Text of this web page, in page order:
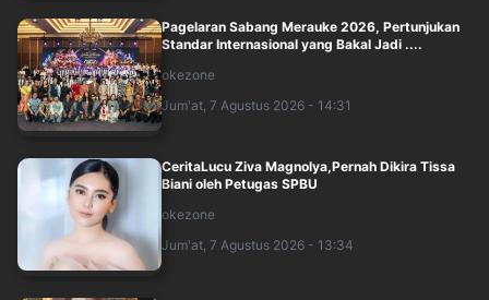
Pagelaran Sabang Merauke 2026, Pertunjukan
Standar Internasional yang Bakal Jadi ....
okezone
Jum'at, 7 Agustus 2026 - 14:31
CeritaLucu Ziva Magnolya,Pernah Dikira Tissa
Biani oleh Petugas SPBU
okezone
Jum'at, 7 Agustus 2026 - 13:34